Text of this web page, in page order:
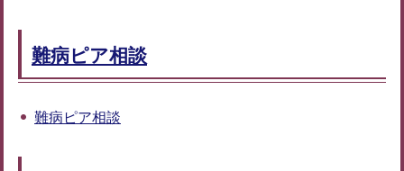
難病ピア相談
難病ピア相談